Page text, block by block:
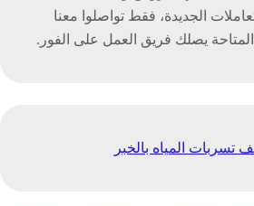
الجديدة، فقط تواصلوا معنا
يصلك فريق العمل على الفور.
المياه بالخبر